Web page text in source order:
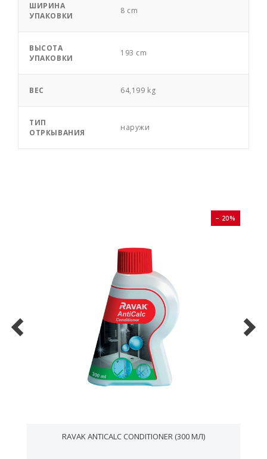
ШИРИНА
УПАКОВКИ
8 cm
ВЫСОТА
УПАКОВКИ
193 cm
ВЕС 64,199 kg
ТИП
ОТРКЫВАНИЯ
наружи
− 20%
RAVAK ANTICALC CONDITIONER (300 МЛ)